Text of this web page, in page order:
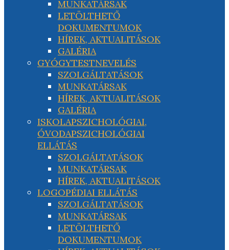
MUNKATÁRSAK
LETÖLTHETŐ
DOKUMENTUMOK
HÍREK, AKTUALITÁSOK
GALÉRIA
GYÓGYTESTNEVELÉS
SZOLGÁLTATÁSOK
MUNKATÁRSAK
HÍREK, AKTUALITÁSOK
GALÉRIA
ISKOLAPSZICHOLÓGIAI,
ÓVODAPSZICHOLÓGIAI
ELLÁTÁS
SZOLGÁLTATÁSOK
MUNKATÁRSAK
HÍREK, AKTUALITÁSOK
LOGOPÉDIAI ELLÁTÁS
SZOLGÁLTATÁSOK
MUNKATÁRSAK
LETÖLTHETŐ
DOKUMENTUMOK